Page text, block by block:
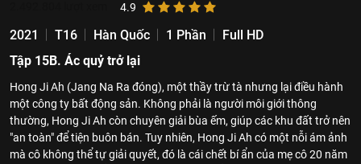
4.9
2021 T16 Hàn Quốc 1 Phần
Full HD
Tập 15B. Ác quỷ trở lại
Hong Ji Ah (Jang Na Ra đóng), một thầy trừ tà nhưng lại điều hành
một công ty bất động sản. Không phải là người môi giới thông
thường, Hong Ji Ah còn chuyên giải bùa ếm, giúp các khu đất trở nên
"an toàn" để tiện buôn bán. Tuy nhiên, Hong Ji Ah có một nỗi ám ảnh
mà cô không thể tự giải quyết, đó là cái chết bí ẩn của mẹ cô 20 năm